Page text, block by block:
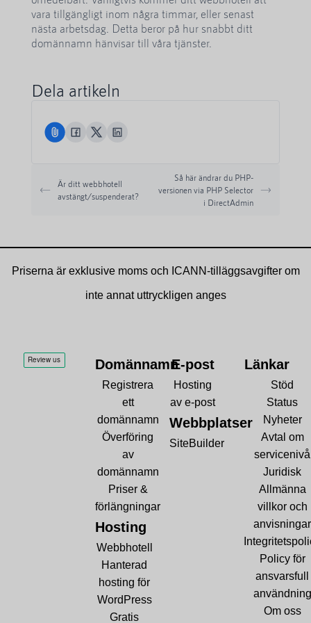
vara tillgängligt inom några timmar, eller senast
nästa arbetsdag. Detta beror på hur snabbt ditt
domännamn hänvisar till våra tjänster.
Dela artikeln
Är ditt webbhotell
avstängt/suspenderat?
Så här ändrar du PHP-
versionen via PHP Selector
i DirectAdmin
Priserna är exklusive moms och ICANN-tilläggsavgifter om
inte annat uttryckligen anges
Domännamn
Registrera
ett
domännamn
Överföring
av
domännamn
Priser &
förlängningar
Hosting
Webbhotell
Hanterad
hosting för
WordPress
Gratis
E-post
Hosting
av e-post
Webbplatser
SiteBuilder
Länkar
Stöd
Status
Nyheter
Avtal om
servicenivå
Juridisk
Allmänna
villkor och
anvisningar
Policy för
ansvarsfull
användning
Om oss